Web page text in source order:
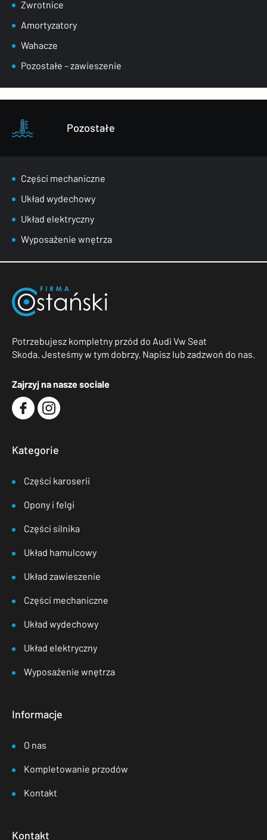
Zwrotnice
Amortyzatory
Wahacze
Pozostałe – zawieszenie
Pozostałe
Części mechaniczne
Układ wydechowy
Układ elektryczny
Wyposażenie wnętrza
Potrzebujesz kompletny przód do Audi Vw Seat
Skoda. Jesteśmy w tym dobrzy. Napisz lub zadzwoń do nas.
Zajrzyj na nasze sociale
Kategorie
Części karoserii
Opony i felgi
Części silnika
Układ hamulcowy
Układ zawieszenie
Części mechaniczne
Układ wydechowy
Układ elektryczny
Wyposażenie wnętrza
Informacje
O nas
Kompletowanie przodów
Kontakt
Kontakt